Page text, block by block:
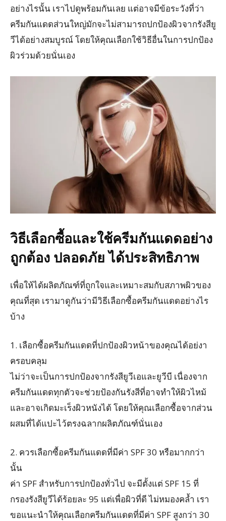
อย่างไรนั้น เราไปดูพร้อมกันเลย แต่อาจมีข้อระวังที่ว่า
ครีมกันแดดส่วนใหญ่มักจะไม่สามารถปกป้องผิวจากรังสียู
วีได้อย่างสมบูรณ์ โดยให้คุณเลือกใช้วิธีอื่นในการปกป้อง
ผิวร่วมด้วยนั่นเอง
วิธีเลือกซื้อและใช้ครีมกันแดดอย่าง
ถูกต้อง ปลอดภัย ได้ประสิทธิภาพ
เพื่อให้ได้ผลิตภัณฑ์ที่ถูกใจและเหมาะสมกับสภาพผิวของ
คุณที่สุด เรามาดูกันว่ามีวิธีเลือกซื้อครีมกันแดดอย่างไร
บ้าง
1. เลือกซื้อครีมกันแดดที่ปกป้องผิวหน้าของคุณได้อย่งา
ครอบคลุม
ไม่ว่าจะเป็นการปกป้องจากรังสียูวีเอและยูวีบี เนื่องจาก
ครีมกันแดดทุกตัวจะช่วยป้องกันรังสีที่อาจทำให้ผิวไหม้
และอาจเกิดมะเร็งผิวหนังได้ โดยให้คุณเลือกซื้อจากส่วน
ผสมที่ได้แปะไว้ตรงฉลากผลิตภัณฑ์นั่นเอง
2. ควรเลือกซื้อครีมกันแดดที่มีค่า SPF 30 หรือมากกว่า
นั้น
ค่า SPF สำหรับการปกป้องทั่วไป จะมีตั้งแต่ SPF 15 ที่
กรองรังสียูวีได้ร้อยละ 95 แต่เพื่อผิวที่ดี ไม่หมองคล้ำ เรา
ขอแนะนำให้คุณเลือกครีมกันแดดที่มีค่า SPF สูงกว่า 30